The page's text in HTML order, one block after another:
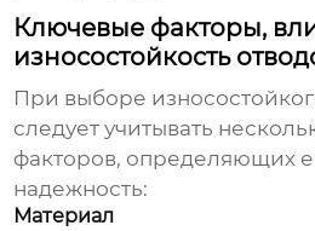
Ключевые факторы,
износостойкость
При выборе
следует учитывать
факторов, определяющих
надежность:
Материал